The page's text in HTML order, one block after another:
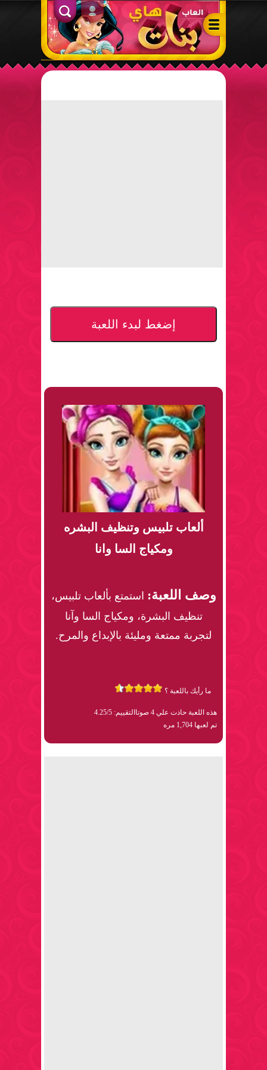
ألعاب بنات هاي – أفضل ألعاب تلبيس، مكياج، طبخ وأنشطة ممتعة
الدخول
إضغط لبدء اللعبة
ألعاب تلبيس وتنظيف البشره
ومكياج السا وانا
وصف اللعبة: استمتع بألعاب تلبيس،
تنظيف البشرة، ومكياج السا وآنا
لتجربة ممتعة ومليئة بالإبداع والمرح.
ما رأيك باللعبة ؟
هذه اللعبة حاذت علي 4 صوتا
التقييم: 4.25/5
تم لعبها 1,704 مره